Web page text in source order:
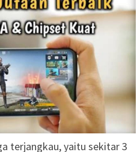
terjangkau, yaitu sekitar 3